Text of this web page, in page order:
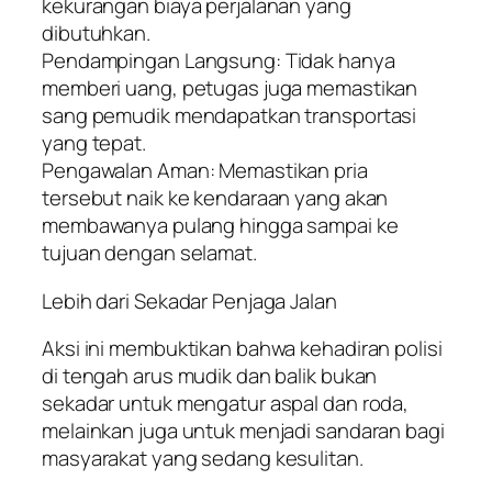
kekurangan biaya perjalanan yang
dibutuhkan.
Pendampingan Langsung: Tidak hanya
memberi uang, petugas juga memastikan
sang pemudik mendapatkan transportasi
yang tepat.
Pengawalan Aman: Memastikan pria
tersebut naik ke kendaraan yang akan
membawanya pulang hingga sampai ke
tujuan dengan selamat.
Lebih dari Sekadar Penjaga Jalan
Aksi ini membuktikan bahwa kehadiran polisi
di tengah arus mudik dan balik bukan
sekadar untuk mengatur aspal dan roda,
melainkan juga untuk menjadi sandaran bagi
masyarakat yang sedang kesulitan.